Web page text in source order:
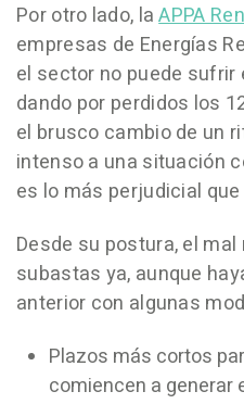
Por otro lado, laAPPA
empresas de Energías
el sector no puede sufrir
dando por perdidos los
el brusco cambio de un
intenso a una situación
es lo más perjudicial
Desde su postura, el
subastas ya, aunque
anterior con algunas
Plazos más cortos
comiencen a generar